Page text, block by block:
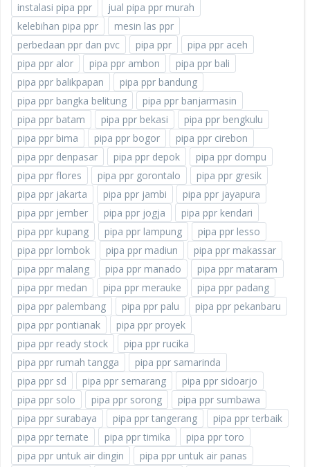
instalasi pipa ppr
jual pipa ppr murah
kelebihan pipa ppr
mesin las ppr
perbedaan ppr dan pvc
pipa ppr
pipa ppr aceh
pipa ppr alor
pipa ppr ambon
pipa ppr bali
pipa ppr balikpapan
pipa ppr bandung
pipa ppr bangka belitung
pipa ppr banjarmasin
pipa ppr batam
pipa ppr bekasi
pipa ppr bengkulu
pipa ppr bima
pipa ppr bogor
pipa ppr cirebon
pipa ppr denpasar
pipa ppr depok
pipa ppr dompu
pipa ppr flores
pipa ppr gorontalo
pipa ppr gresik
pipa ppr jakarta
pipa ppr jambi
pipa ppr jayapura
pipa ppr jember
pipa ppr jogja
pipa ppr kendari
pipa ppr kupang
pipa ppr lampung
pipa ppr lesso
pipa ppr lombok
pipa ppr madiun
pipa ppr makassar
pipa ppr malang
pipa ppr manado
pipa ppr mataram
pipa ppr medan
pipa ppr merauke
pipa ppr padang
pipa ppr palembang
pipa ppr palu
pipa ppr pekanbaru
pipa ppr pontianak
pipa ppr proyek
pipa ppr ready stock
pipa ppr rucika
pipa ppr rumah tangga
pipa ppr samarinda
pipa ppr sd
pipa ppr semarang
pipa ppr sidoarjo
pipa ppr solo
pipa ppr sorong
pipa ppr sumbawa
pipa ppr surabaya
pipa ppr tangerang
pipa ppr terbaik
pipa ppr ternate
pipa ppr timika
pipa ppr toro
pipa ppr untuk air dingin
pipa ppr untuk air panas